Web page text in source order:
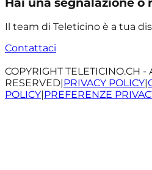
Il team di Teleticino è a tua
Contattaci
COPYRIGHT TELETICINO.CH -
RESERVED|PRIVACY POLICY|
POLICY|PREFERENZE